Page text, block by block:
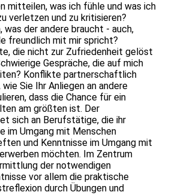
mitteilen, was ich fühle und was ich
verletzen und zu kritisieren?
was der andere braucht - auch,
freundlich mit mir spricht?
die nicht zur Zufriedenheit gelöst
Gespräche, die auf mich
Konflikte partnerschaftlich
wie Sie Ihr Anliegen an andere
dass die Chance für ein
am größten ist. Der
sich an Berufstätige, die ihr
im Umgang mit Menschen
und Kenntnisse im Umgang mit
möchten. Im Zentrum
der notwendigen
vor allem die praktische
durch Übungen und